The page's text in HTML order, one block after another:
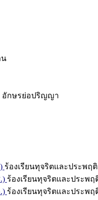
น
กษรย่อปริญญา
ร้องเรียนทุจริตและประพฤ
ร้องเรียนทุจริตและประพ
ร้องเรียนทุจริตและประพ